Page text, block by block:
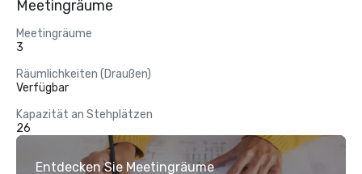
Meetingräume
Meetingräume
3
Räumlichkeiten (Draußen)
Verfügbar
Kapazität an Stehplätzen
26
Entdecken Sie Meetingräume